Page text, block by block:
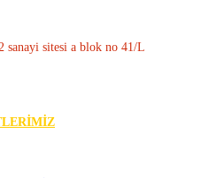
sanayi sitesi a blok no 41/L